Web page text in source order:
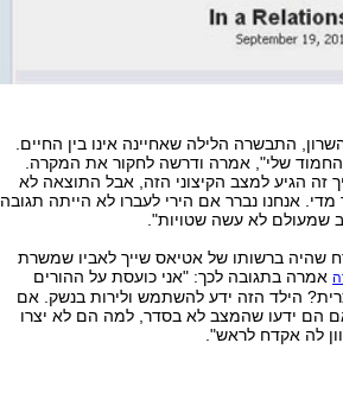
התבשרה הלילה שאחיינה אינו בין החיים.
החמוד שלי", אמרה ודרשה לחקור את המקרה.
זה הגיע למצב הקיצוני הזה, אבל התוצאה לא
מדי. אנחנו נברר אם הירי לעברו לא הייתה תגובה
שמעולם לא עשה שטויות".
ברשותו של אטיאס שייך לאביו שמשרת
אמרה בתגובה לכך: "אני כועסת על ההורים
הילד הזה ידע להשתמש ולירות בנשק. אם
אם הם ידעו שהמצב לא בסדר, למה הם לא יצרו
לה אקדח לראש".